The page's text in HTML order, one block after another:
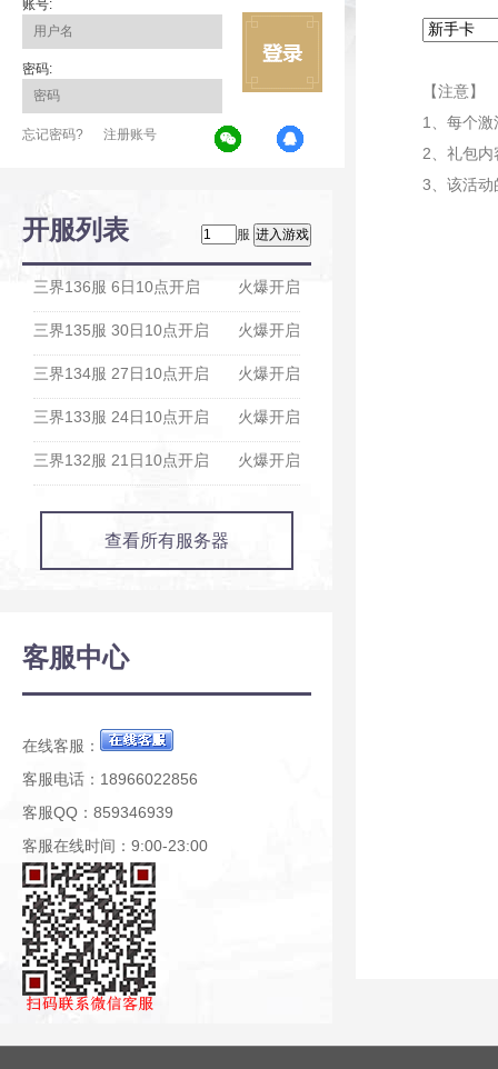
账号:
密码:
忘记密码? 注册账号
开服列表 服
火爆开启
三界136服 6日10点开启
火爆开启
三界135服 30日10点开启
火爆开启
三界134服 27日10点开启
火爆开启
三界133服 24日10点开启
火爆开启
三界132服 21日10点开启
查看所有服务器
客服中心
在线客服：
客服电话：18966022856
客服QQ：859346939
客服在线时间：9:00-23:00
【注意】
1、每个
2、礼包
3、该活动